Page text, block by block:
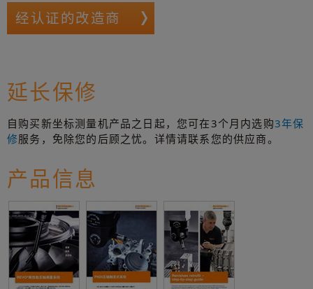
经认证的改造商
延长保修
自购买新坐标测量机产品之日起，您可在3个月内选购3年保
修服务，免除您的后顾之忧。详情请联系您的供应商。
产品信息